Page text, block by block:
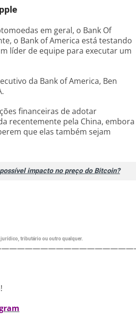
em geral, o Bank Of
o Bank of America está testando
líder de equipe para executar um
da Bank of America, Ben
financeiras de adotar
recentemente pela China, embora
que elas também sejam
impacto no preço do Bitcoin?
tributário ou outro qualquer.